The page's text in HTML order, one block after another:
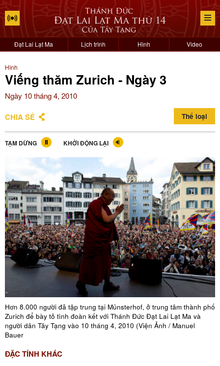
Đạt Lai Lạt Ma Lịch trình Hình Video
Hình
Viếng thăm Zurich - Ngày 3
Ngày 10 tháng 4, 2010
CHIA SẺ Thể loại
TẠM DỪNG KHỞI ĐỘNG LẠI
Hơn 8.000 người đã tập trung tại Münsterhof, ở trung tâm thành phố
Zurich để bày tỏ tình đoàn kết với Thánh Đức Đạt Lai Lạt Ma và
người dân Tây Tạng vào 10 tháng 4, 2010 (Viện Ảnh / Manuel
Bauer
ĐẶC TÍNH KHÁC